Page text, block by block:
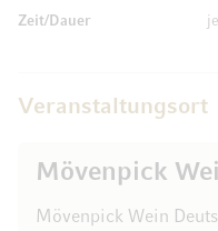
Zeit/Dauer
Veranstaltungsort
Mövenpick
Mövenpick Wein